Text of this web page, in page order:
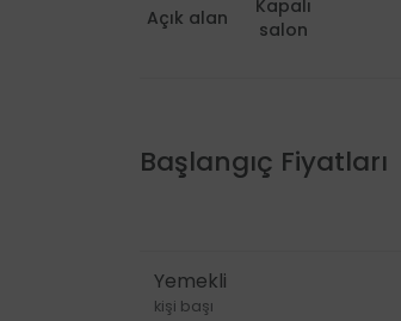
Açık alan
Kapalı
salon
Başlangıç Fiyatları
Yemekli
kişi başı